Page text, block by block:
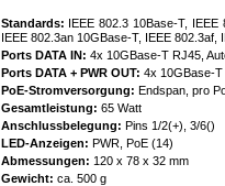
Standards: IEEE 802.3 10Base-T,
IEEE 802.3an 10GBase-T, IEEE 802.3af,
Ports DATA IN: 4x 10GBase-T RJ45,
Ports DATA + PWR OUT: 4x 10GBase-T
PoE-Stromversorgung: Endspan, pro
Gesamtleistung: 65 Watt
Anschlussbelegung: Pins 1/2(+), 3/6()
LED-Anzeigen: PWR, PoE (14)
Abmessungen: 120 x 78 x 32 mm
Gewicht: ca. 500 g